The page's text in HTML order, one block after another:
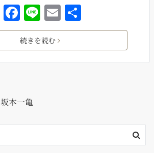
F
a
c
e
o
o
k
Li
n
e
E
m
ai
l
有
続きを読む
坂本一亀